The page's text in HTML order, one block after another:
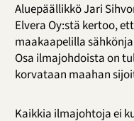
Aluepäällikkö Jari
Elvera Oy:stä kertoo,
maakaapelilla
Osa ilmajohdoista on
korvataan maahan
Kaikkia ilmajohtoja ei